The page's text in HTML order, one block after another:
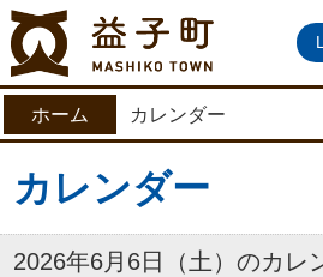
益子町
ホーム カレンダー
カレンダー
2026年6月6日（土）のカレ